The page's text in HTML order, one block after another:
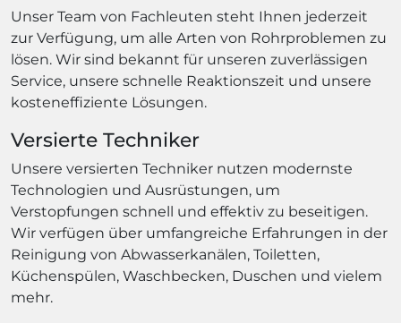
Unser Team von Fachleuten steht Ihnen jederzeit
zur Verfügung, um alle Arten von Rohrproblemen zu
lösen. Wir sind bekannt für unseren zuverlässigen
Service, unsere schnelle Reaktionszeit und unsere
kosteneffiziente Lösungen.
Versierte Techniker
Unsere versierten Techniker nutzen modernste
Technologien und Ausrüstungen, um
Verstopfungen schnell und effektiv zu beseitigen.
Wir verfügen über umfangreiche Erfahrungen in der
Reinigung von Abwasserkanälen, Toiletten,
Küchenspülen, Waschbecken, Duschen und vielem
mehr.